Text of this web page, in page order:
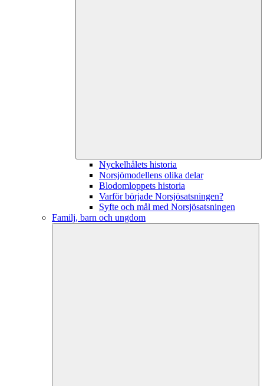
Nyckelhålets historia
Norsjömodellens olika delar
Blodomloppets historia
Varför började Norsjösatsningen?
Syfte och mål med Norsjösatsningen
Familj, barn och ungdom